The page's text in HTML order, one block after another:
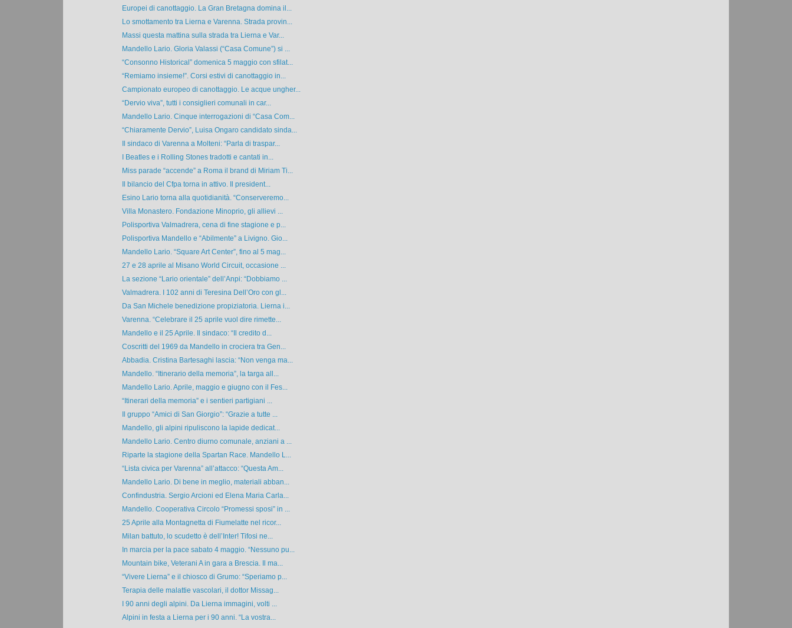
Europei di canottaggio. La Gran Bretagna domina il...
Lo smottamento tra Lierna e Varenna. Strada provin...
Massi questa mattina sulla strada tra Lierna e Var...
Mandello Lario. Gloria Valassi (“Casa Comune”) si ...
“Consonno Historical” domenica 5 maggio con sfilat...
“Remiamo insieme!”. Corsi estivi di canottaggio in...
Campionato europeo di canottaggio. Le acque ungher...
“Dervio viva”, tutti i consiglieri comunali in car...
Mandello Lario. Cinque interrogazioni di “Casa Com...
“Chiaramente Dervio”, Luisa Ongaro candidato sinda...
Il sindaco di Varenna a Molteni: “Parla di traspar...
I Beatles e i Rolling Stones tradotti e cantati in...
Miss parade “accende” a Roma il brand di Miriam Ti...
Il bilancio del Cfpa torna in attivo. Il president...
Esino Lario torna alla quotidianità. “Conserveremo...
Villa Monastero. Fondazione Minoprio, gli allievi ...
Polisportiva Valmadrera, cena di fine stagione e p...
Polisportiva Mandello e “Abilmente” a Livigno. Gio...
Mandello Lario. “Square Art Center”, fino al 5 mag...
27 e 28 aprile al Misano World Circuit, occasione ...
La sezione “Lario orientale” dell’Anpi: “Dobbiamo ...
Valmadrera. I 102 anni di Teresina Dell’Oro con gl...
Da San Michele benedizione propiziatoria. Lierna i...
Varenna. “Celebrare il 25 aprile vuol dire rimette...
Mandello e il 25 Aprile. Il sindaco: “Il credito d...
Coscritti del 1969 da Mandello in crociera tra Gen...
Abbadia. Cristina Bartesaghi lascia: “Non venga ma...
Mandello. “Itinerario della memoria”, la targa all...
Mandello Lario. Aprile, maggio e giugno con il Fes...
“Itinerari della memoria” e i sentieri partigiani ...
Il gruppo “Amici di San Giorgio”: “Grazie a tutte ...
Mandello, gli alpini ripuliscono la lapide dedicat...
Mandello Lario. Centro diurno comunale, anziani a ...
Riparte la stagione della Spartan Race. Mandello L...
“Lista civica per Varenna” all’attacco: “Questa Am...
Mandello Lario. Di bene in meglio, materiali abban...
Confindustria. Sergio Arcioni ed Elena Maria Carla...
Mandello. Cooperativa Circolo “Promessi sposi” in ...
25 Aprile alla Montagnetta di Fiumelatte nel ricor...
Milan battuto, lo scudetto è dell’Inter! Tifosi ne...
In marcia per la pace sabato 4 maggio. “Nessuno pu...
Mountain bike, Veterani A in gara a Brescia. Il ma...
“Vivere Lierna” e il chiosco di Grumo: “Speriamo p...
Terapia delle malattie vascolari, il dottor Missag...
I 90 anni degli alpini. Da Lierna immagini, volti ...
Alpini in festa a Lierna per i 90 anni. “La vostra...